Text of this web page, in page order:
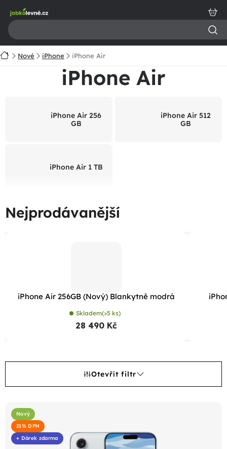
obsah
DomůNové iPhone iPhone Air
iPhone Air
iPhone Air 256
GB
iPhone Air 512
GB
iPhone Air 1 TB
Nejprodávanější
iPhone Air 256GB (Nový) Blankytně modrá
Skladem(>5 ks)
28 490 Kč
Otevřít filtr
ý
p
Nový
21% DPH
+ Dárek zdarma